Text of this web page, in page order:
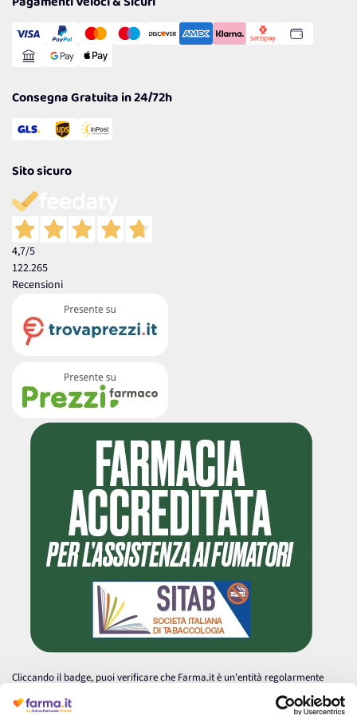
Gestisci Cookie
Reso Facile e Veloce
Consegna Gratuita in 24/72h
Sito sicuro
4,7/5
122.265
Recensioni
Cliccando il badge, puoi verificare che Farma.it è un'entità regolarmente
autorizzata dal Ministero della Salute a effettuare la vendita online di
medicinali.